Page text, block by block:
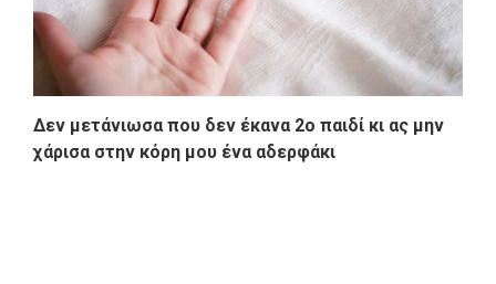
Δεν μετάνιωσα που δεν έκανα 2ο παιδί κι ας μην
χάρισα στην κόρη μου ένα αδερφάκι